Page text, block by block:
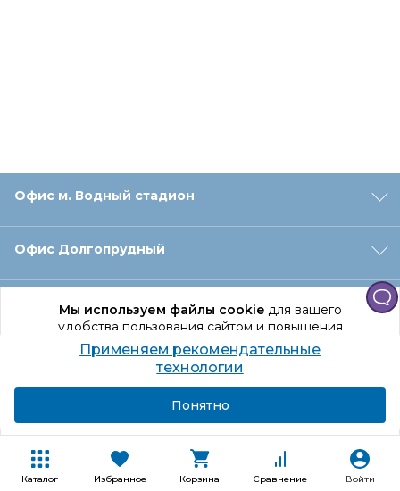
Каталог Избранное Корзина Сравнение Войти
Мы используем файлы cookieдля вашего
удобства пользования сайтом и повышения
качества рекомендаций.
Продолжая использование сайта, вы даете
согласие на обработку персональных данных
Офис м. Водный стадион
Офис Долгопрудный
Офис Санкт‑Петербург
Оформление заказа
Покупателям
Применяем рекомендательные
технологии
Понятно